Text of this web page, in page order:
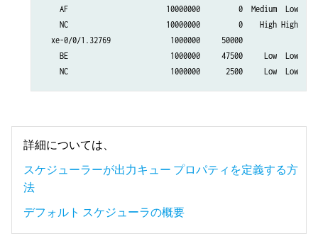
AF                       10000000         0  Medium  Low
NC                       10000000         0    High High
xe-0/0/1.32769              1000000     50000
BE                        1000000     47500     Low  Low
NC                        1000000      2500     Low  Low
詳細については、
スケジューラーが出力キュー プロパティを定義する方
法
デフォルト スケジューラの概要